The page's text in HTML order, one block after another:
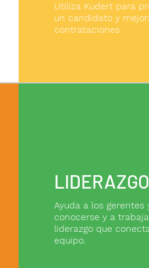
Utiliza Kudert para
un candidato y
contrataciones
LIDERAZGO
Ayuda a los gerentes
conocerse y a
liderazgo que
equipo.